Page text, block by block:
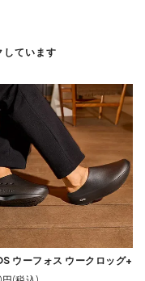
しています
ウーフォス ウークロッグ+